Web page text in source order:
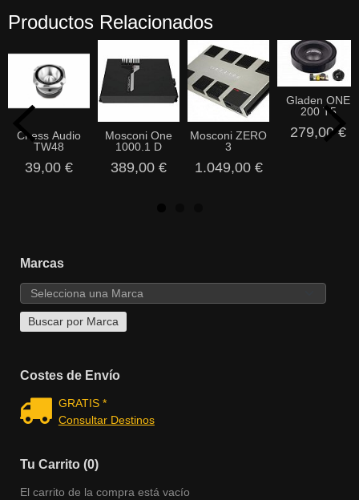
Marcas
Costes de Envío
GRATIS *
Consultar Destinos
Tu Carrito (0)
El carrito de la compra está vacío
Productos Relacionados
Chess Audio
TW48
39,00 €
Mosconi One
1000.1 D
389,00 €
Mosconi ZERO
3
1.049,00 €
Gladen ONE
200 T5
279,00 €